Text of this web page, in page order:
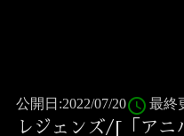
公開日:2022/07/20access_time 最終
レジェンズ/[「アニ